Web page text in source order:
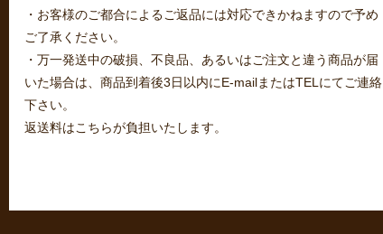
・お客様のご都合によるご返品には対応できかねますので予め
ご了承ください。
・万一発送中の破損、不良品、あるいはご注文と違う商品が届
いた場合は、商品到着後3日以内にE-mailまたはTELにてご連絡
下さい。
返送料はこちらが負担いたします。